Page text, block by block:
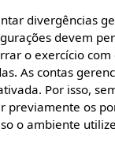
divergências
devem
o exercício
As contas
Por isso,
previamente os
o ambiente